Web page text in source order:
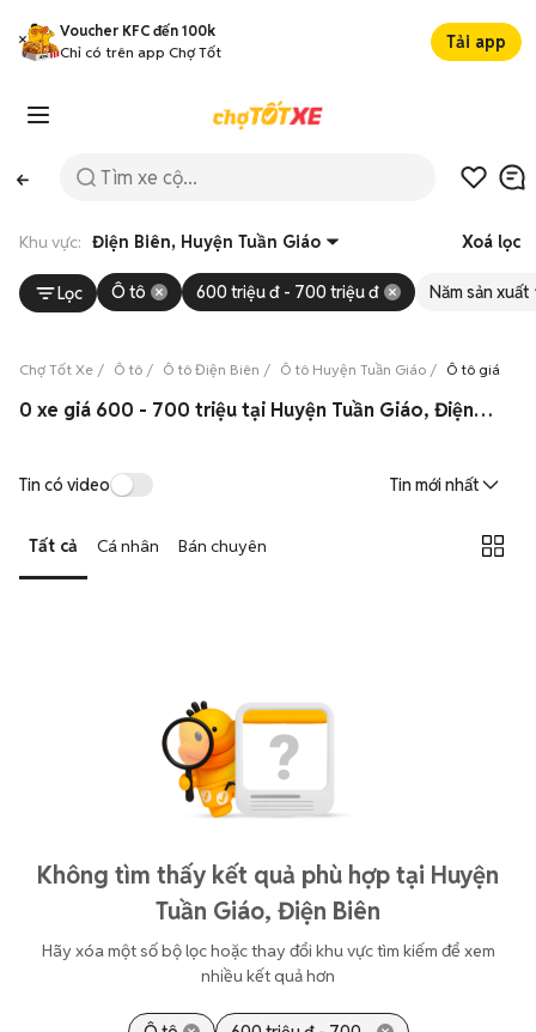
Voucher KFC đến 100k
Chỉ có trên app Chợ Tốt
Tải app
Khu vực: Điện Biên, Huyện Tuần Giáo Xoá lọc
Lọc Ô tô 600 triệu đ - 700 triệu đ Năm sản xuất
Chợ Tốt Xe Ô tô Ô tô Điện Biên Ô tô Huyện Tuần Giáo Ô tô giá từ
0 xe giá 600 - 700 triệu tại Huyện Tuần Giáo, Điện Biên 08/2026
Tin có video Tin mới nhất
Tất cả Cá nhân Bán chuyên
Không tìm thấy kết quả phù hợp tại Huyện
Tuần Giáo, Điện Biên
Hãy xóa một số bộ lọc hoặc thay đổi khu vực tìm kiếm để xem
nhiều kết quả hơn